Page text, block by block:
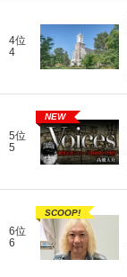
4位
4
5位
5
NEW
6位
6
SCOOP!